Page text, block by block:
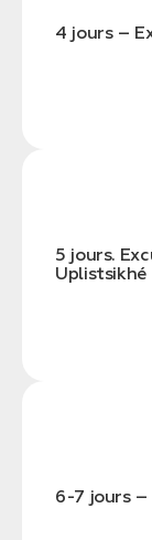
4 jours –
5 jours.
Uplistsikhé
6-7 jours –